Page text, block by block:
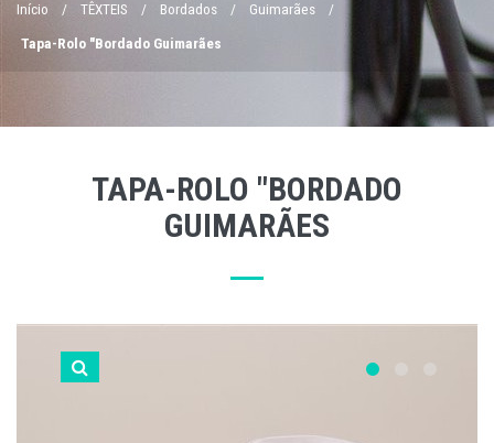
Início / TÊXTEIS / Bordados / Guimarães /
Tapa-Rolo "Bordado Guimarães
TAPA-ROLO "BORDADO
GUIMARÃES